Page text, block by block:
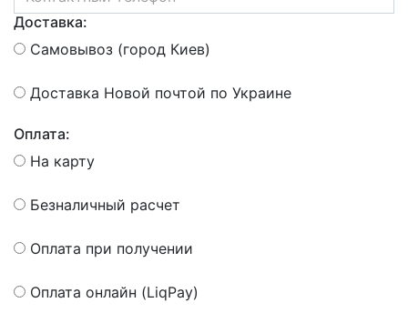
Доставка:
Самовывоз (город Киев)
Доставка Новой почтой по Украине
Оплата:
На карту
Безналичный расчет
Оплата при получении
Оплата онлайн (LiqPay)